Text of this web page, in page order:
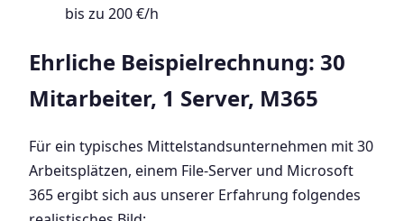
bis zu 200 €/h
Ehrliche Beispielrechnung: 30
Mitarbeiter, 1 Server, M365
Für ein typisches Mittelstandsunternehmen mit 30
Arbeitsplätzen, einem File-Server und Microsoft
365 ergibt sich aus unserer Erfahrung folgendes